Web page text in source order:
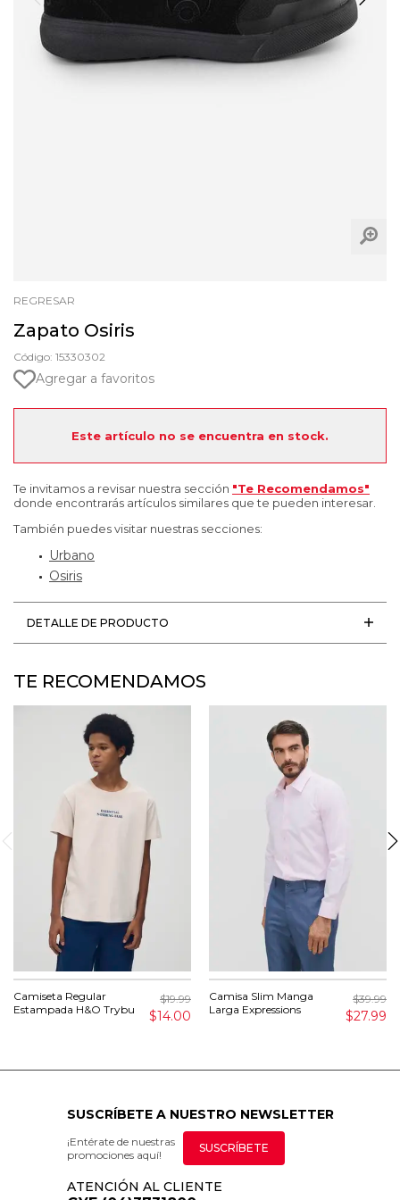
REGRESAR
Zapato Osiris
Código: 15330302
Agregar a favoritos
Este artículo no se encuentra en stock.
Te invitamos a revisar nuestra sección "Te Recomendamos"
donde encontrarás artículos similares que te pueden interesar.
También puedes visitar nuestras secciones:
Urbano
Osiris
DETALLE DE PRODUCTO
TE RECOMENDAMOS
Camiseta Regular
Estampada H&O Trybu
$19.99
$14.00
Camisa Slim Manga
Larga Expressions
$39.99
$27.99
SUSCRÍBETE A NUESTRO NEWSLETTER
¡Entérate de nuestras
promociones aquí!
SUSCRÍBETE
ATENCIÓN AL CLIENTE